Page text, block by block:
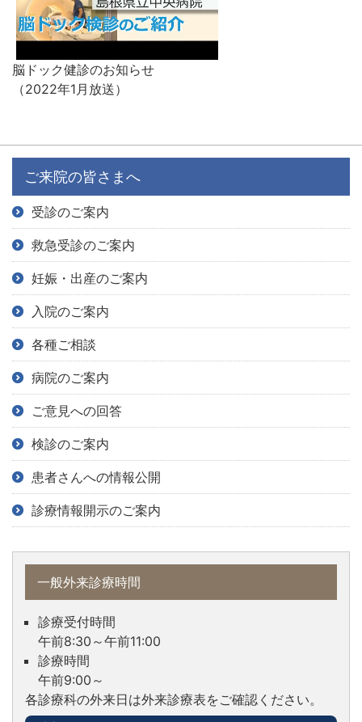
脳ドック健診のお知らせ
（2022年1月放送）
ご来院の皆さまへ
受診のご案内
救急受診のご案内
妊娠・出産のご案内
入院のご案内
各種ご相談
病院のご案内
ご意見への回答
検診のご案内
患者さんへの情報公開
診療情報開示のご案内
一般外来診療時間
診療受付時間
午前8:30～午前11:00
診療時間
午前9:00～
各診療科の外来日は外来診療表をご確認ください。